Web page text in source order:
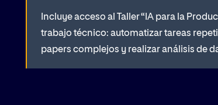
Incluye acceso al Taller “IA para la
trabajo técnico: automatizar tareas
papers complejos y realizar análisis de